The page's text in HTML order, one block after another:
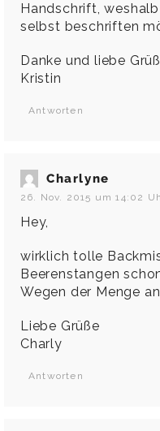
Handschrift,
selbst beschriften
Danke und liebe
Kristin
Antworten
Charlyne
26. Nov. 2015 um 14:02
Hey,
wirklich tolle
Beerenstangen
Wegen der Menge
Liebe Grüße
Charly
Antworten